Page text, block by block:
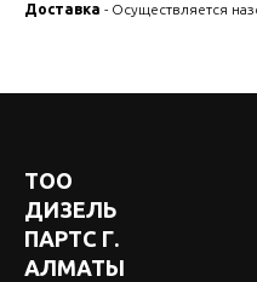
Доставка - Осуществляется
ТОО
ДИЗЕЛЬ
ПАРТС Г.
АЛМАТЫ